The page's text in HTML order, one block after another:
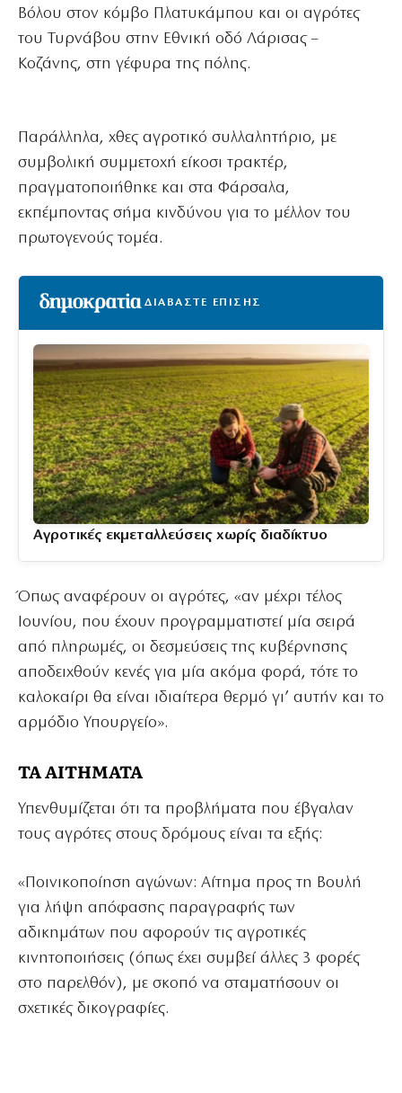
Βόλου στον κόμβο Πλατυκάμπου και οι αγρότες
του Τυρνάβου στην Εθνική οδό Λάρισας –
Κοζάνης, στη γέφυρα της πόλης.
Παράλληλα, χθες αγροτικό συλλαλητήριο, με
συμβολική συμμετοχή είκοσι τρακτέρ,
πραγματοποιήθηκε και στα Φάρσαλα,
εκπέμποντας σήμα κινδύνου για το μέλλον του
πρωτογενούς τομέα.
ΔΙΑΒΑΣΤΕ ΕΠΙΣΗΣ
Αγροτικές εκμεταλλεύσεις χωρίς διαδίκτυο
Όπως αναφέρουν οι αγρότες, «αν μέχρι τέλος
Ιουνίου, που έχουν προγραμματιστεί μία σειρά
από πληρωμές, οι δεσμεύσεις της κυβέρνησης
αποδειχθούν κενές για μία ακόμα φορά, τότε το
καλοκαίρι θα είναι ιδιαίτερα θερμό γι’ αυτήν και το
αρμόδιο Υπουργείο».
ΤΑ ΑΙΤΗΜΑΤΑ
Υπενθυμίζεται ότι τα προβλήματα που έβγαλαν
τους αγρότες στους δρόμους είναι τα εξής:
«Ποινικοποίηση αγώνων: Αίτημα προς τη Βουλή
για λήψη απόφασης παραγραφής των
αδικημάτων που αφορούν τις αγροτικές
κινητοποιήσεις (όπως έχει συμβεί άλλες 3 φορές
στο παρελθόν), με σκοπό να σταματήσουν οι
σχετικές δικογραφίες.